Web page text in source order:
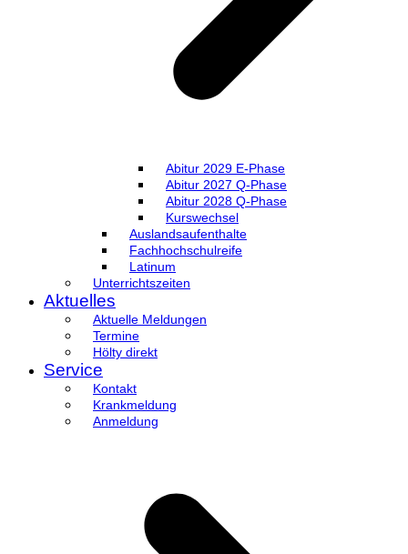
Abitur 2029 E-Phase
Abitur 2027 Q-Phase
Abitur 2028 Q-Phase
Kurswechsel
Auslandsaufenthalte
Fachhochschulreife
Latinum
Unterrichtszeiten
Aktuelles
Aktuelle Meldungen
Termine
Hölty direkt
Service
Kontakt
Krankmeldung
Anmeldung